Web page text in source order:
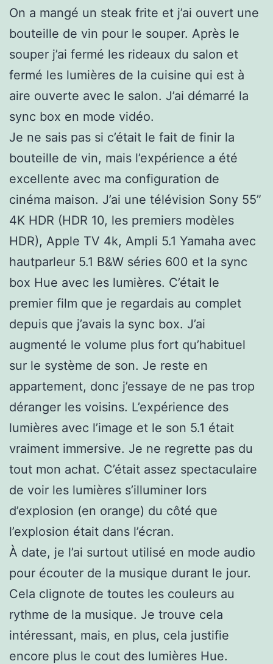
On a mangé un steak frite et j’ai ouvert une
bouteille de vin pour le souper. Après le
souper j’ai fermé les rideaux du salon et
fermé les lumières de la cuisine qui est à
aire ouverte avec le salon. J’ai démarré la
sync box en mode vidéo.
Je ne sais pas si c’était le fait de finir la
bouteille de vin, mais l’expérience a été
excellente avec ma configuration de
cinéma maison. J’ai une télévision Sony 55”
4K HDR (HDR 10, les premiers modèles
HDR), Apple TV 4k, Ampli 5.1 Yamaha avec
hautparleur 5.1 B&W séries 600 et la sync
box Hue avec les lumières. C’était le
premier film que je regardais au complet
depuis que j’avais la sync box. J’ai
augmenté le volume plus fort qu’habituel
sur le système de son. Je reste en
appartement, donc j’essaye de ne pas trop
déranger les voisins. L’expérience des
lumières avec l’image et le son 5.1 était
vraiment immersive. Je ne regrette pas du
tout mon achat. C’était assez spectaculaire
de voir les lumières s’illuminer lors
d’explosion (en orange) du côté que
l’explosion était dans l’écran.
À date, je l’ai surtout utilisé en mode audio
pour écouter de la musique durant le jour.
Cela clignote de toutes les couleurs au
rythme de la musique. Je trouve cela
intéressant, mais, en plus, cela justifie
encore plus le cout des lumières Hue.